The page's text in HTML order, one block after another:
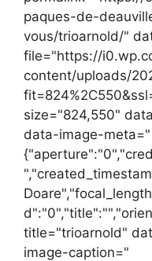
paques-de-
vous/trioarnold/"
file="https://
content/uploads/
size="824,550"
data-image-meta="
title="trioarnold"
image-caption="